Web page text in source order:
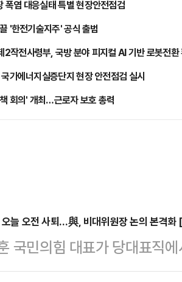
폭염 대응실태 특별 현장안전점검
'한전기술지주' 공식 출범
작전사령부, 국방 분야 피지컬 AI 기반 로봇전환
가에너지실증단지 현장 안전점검 실시
회의' 개최…근로자 보호 총력
늘 오전 사퇴…與, 비대위원장 논의 본격화
국민의힘 대표가 당대표직
후 여당 내에서 거세진 사퇴